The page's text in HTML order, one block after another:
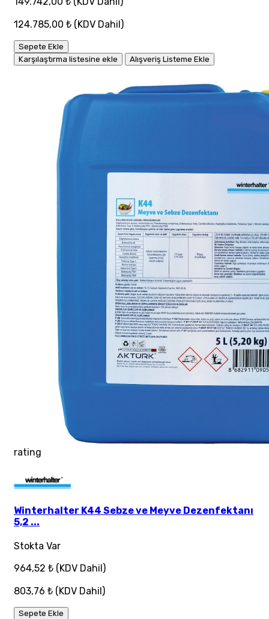
124.785,00 ₺ (KDV Dahil)
Sepete Ekle
Karşılaştırma listesine ekle
Alışveriş Listeme Ekle
rating
Winterhalter K44 Sebze ve Meyve Dezenfektanı
5,2 ...
Stokta Var
964,52 ₺ (KDV Dahil)
803,76 ₺ (KDV Dahil)
Sepete Ekle